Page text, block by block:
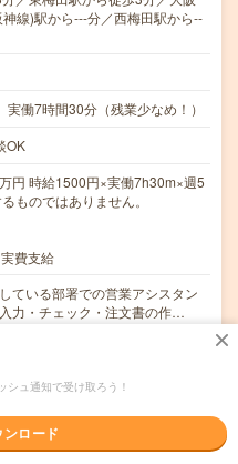
線)駅から---分／西梅田駅から--
働7時間30分（残業少なめ！）
OK
時給1500円×実働7h30m×週5
ものではありません。
費支給
ている部署での営業アシスタン
力・チェック・注文書の作…
/ 英語力不要
シュ通知で受け取ろう！
ロード